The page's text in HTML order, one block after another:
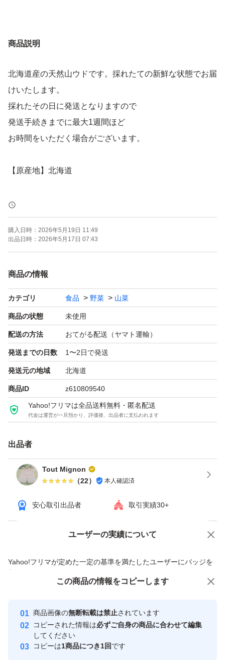
商品説明
北海道産の天然山ウドです。採れたての新鮮な状態でお届
けいたします。
採れたその日に発送となりますので
発送手続きまでに最大1週間ほど
お時間をいただく場合がございます。
【原産地】北海道
鮮度保持の為土付きのままお送り致します。
天然物の為虫などの混入がある場合が
ございますのでご了承下さい
常温、宅急便コンパクトでの発送予定です。
到着後水に浸けていただくとシャキっと
なるかと思います(*´`*)
よろしくお願いいたします。
購入日時： 2026年5月19日 11:49
出品日時： 2026年5月17日 07:43
商品の情報
カテゴリ 食品 野菜 山菜
商品の状態 未使用
配送の方法 おてがる配送（ヤマト運輸）
発送までの日数 1〜2日で発送
発送元の地域 北海道
商品ID z610809540
Yahoo!フリマは全品送料無料・匿名配送
代金は運営が一旦預かり、評価後、出品者に支払われます
出品者
Tout Mignon
（22） 本人確認済
安心取引出品者 取引実績30+
ユーザーの実績について
Yahoo!フリマが定めた一定の基準を満たしたユーザーにバッジを
付与しています
安心取引出品者
心・安全なユーザーです
取引実績
価格の相談 商品への質問
この商品の情報をコピーします
商品画像の無断転載は禁止されています
コピーされた情報は必ずご自身の商品に合わせて編集
してください
コピーは1商品につき1回です
この商品をみている人にオススメ